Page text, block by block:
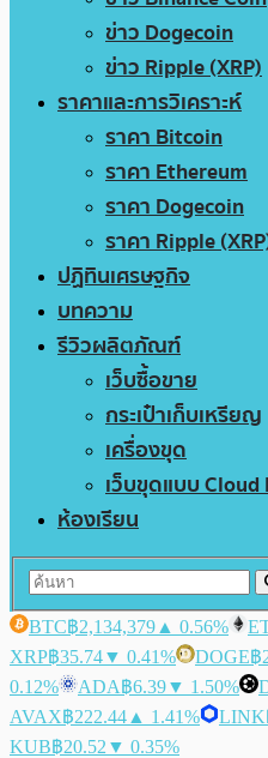
ข่าว Dogecoin
ข่าว Ripple (XRP)
ราคาและการวิเคราะห์
ราคา Bitcoin
ราคา Ethereum
ราคา Dogecoin
ราคา Ripple
ปฏิทินเศรษฐกิจ
บทความ
รีวิวผลิตภัณฑ์
เว็บซื้อขาย
กระเป๋าเก็บเหรียญ
เครื่องขุด
เว็บขุดแบบ
ห้องเรียน
BTC฿2,134,379 ▲ 0.56%
XRP฿35.74▼ 0.41% DOGE฿
0.12%
ADA฿6.39▼ 1.50%
AVAX฿222.44 ▲ 1.41% LINK
KUB฿20.52 ▼ 0.35%